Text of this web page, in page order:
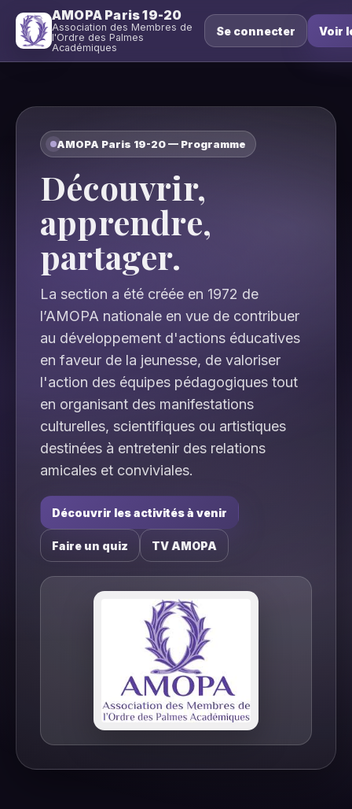
AMOPA Paris 19-20
Association des Membres de
l'Ordre des Palmes
Académiques
Se connecter Voir
AMOPA Paris 19-20 — Programme
Découvrir,
apprendre,
partager.
La section a été créée en 1972 de
l’AMOPA nationale en vue de contribuer
au développement d'actions éducatives
en faveur de la jeunesse, de valoriser
l'action des équipes pédagogiques tout
en organisant des manifestations
culturelles, scientifiques ou artistiques
destinées à entretenir des relations
amicales et conviviales.
Découvrir les activités à venir
Faire un quiz TV AMOPA